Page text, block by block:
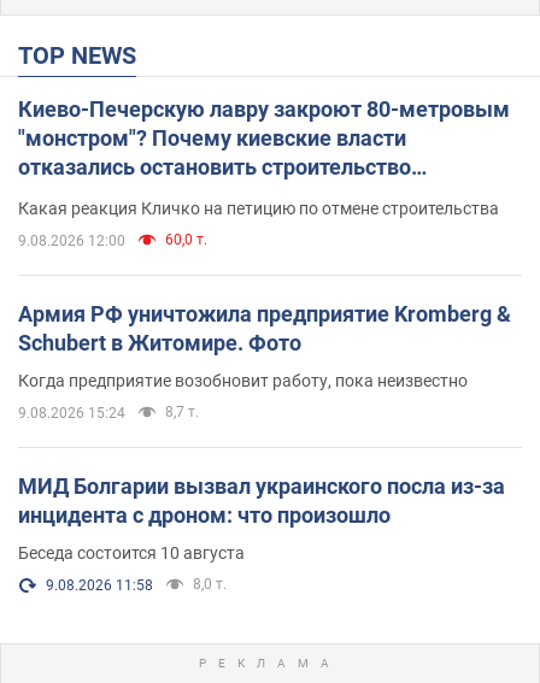
TOP NEWS
Киево-Печерскую лавру закроют 80-метровым
"монстром"? Почему киевские власти
отказались остановить строительство
Какая реакция Кличко на петицию по отмене строительства
9.08.2026 12:00 60,0 т.
Армия РФ уничтожила предприятие Kromberg &
Schubert в Житомире. Фото
Когда предприятие возобновит работу, пока неизвестно
9.08.2026 15:24 8,7 т.
МИД Болгарии вызвал украинского посла из-за
инцидента с дроном: что произошло
Беседа состоится 10 августа
9.08.2026 11:58 8,0 т.